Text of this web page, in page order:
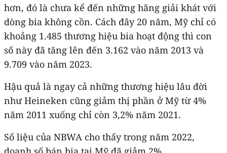
hơn, đó là chưa kể đến những hãng giải khát với
dòng bia không cồn. Cách đây 20 năm, Mỹ chỉ có
khoảng 1.485 thương hiệu bia hoạt động thì con
số này đã tăng lên đến 3.162 vào năm 2013 và
9.709 vào năm 2023.
Hậu quả là ngay cả những thương hiệu lâu đời
như Heineken cũng giảm thị phần ở Mỹ từ 4%
năm 2011 xuống chỉ còn 3,2% năm 2021.
Số liệu của NBWA cho thấy trong năm 2022,